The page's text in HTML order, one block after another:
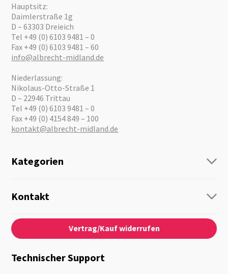
Hauptsitz:
Daimlerstraße 1g
D – 63303 Dreieich
Tel +49 (0) 6103 9481 – 0
Fax +49 (0) 6103 9481 – 60
info@albrecht-midland.de
Niederlassung:
Nikolaus-Otto-Straße 1
D – 22946 Trittau
Tel +49 (0) 6103 9481 – 0
Fax +49 (0) 4154 849 – 100
kontakt@albrecht-midland.de
Kategorien
Personenführung
Audio
Notfallvorsorge
Motorrad
Kontakt
Kontaktformular
Über Uns
News
Karriere
Kataloge
Vertrag/Kauf widerrufen
Technischer Support